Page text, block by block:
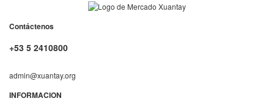
Contáctenos
+53 5 2410800
admin@xuantay.org
INFORMACION